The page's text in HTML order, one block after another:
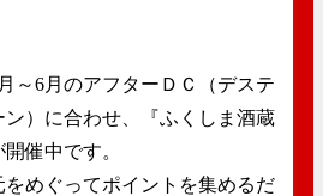
～6月のアフターＤＣ（デステ
）に合わせ、『ふくしま酒蔵
催中です。
めぐってポイントを集めるだ